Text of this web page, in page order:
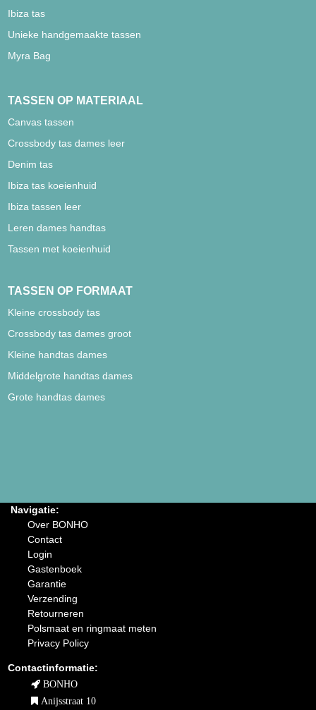
Ibiza tas
Unieke handgemaakte tassen
Myra Bag
TASSEN OP MATERIAAL
Canvas tassen
Crossbody tas dames leer
Denim tas
Ibiza tas koeienhuid
Ibiza tassen leer
Leren dames handtas
Tassen met koeienhuid
TASSEN OP FORMAAT
Kleine crossbody tas
Crossbody tas dames groot
Kleine handtas dames
Middelgrote handtas dames
Grote handtas dames
Navigatie:
Over BONHO
Contact
Login
Gastenboek
Garantie
Verzending
Retourneren
Polsmaat en ringmaat meten
Privacy Policy
Contactinformatie:
BONHO
Anijsstraat 10